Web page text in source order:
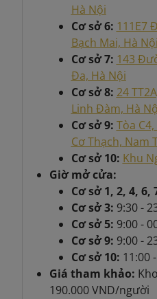
Hà Nội
Cơ sở 6: 111E7
Bạch Mai, Hà Nội
Cơ sở 7: 143
Đa, Hà Nội
Cơ sở 8: 24
Linh Đàm, Hà
Cơ sở 9: Tòa
Cơ Thạch, Nam
Cơ sở 10: Khu
Giờ mở cửa:
Cơ sở 1, 2, 4, 6,
Cơ sở 3: 9:30 -
Cơ sở 5: 9:00 -
Cơ sở 9: 9:00 -
Cơ sở 10: 11:00
Giá tham khảo:
190.000 VND/người